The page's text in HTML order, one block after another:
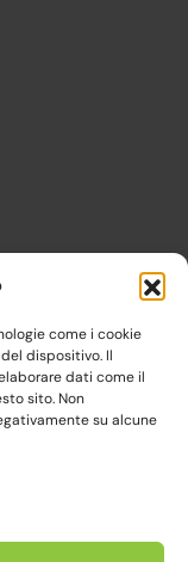
come i cookie
dispositivo. Il
dati come il
sito. Non
su alcune